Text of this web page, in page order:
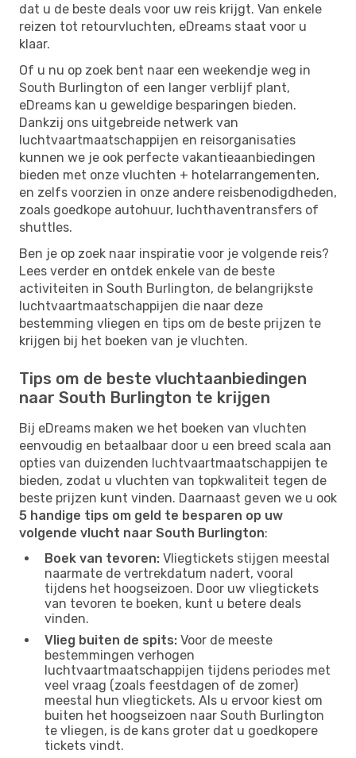
dat u de beste deals voor uw reis krijgt. Van enkele
reizen tot retourvluchten, eDreams staat voor u
klaar.
Of u nu op zoek bent naar een weekendje weg in
South Burlington of een langer verblijf plant,
eDreams kan u geweldige besparingen bieden.
Dankzij ons uitgebreide netwerk van
luchtvaartmaatschappijen en reisorganisaties
kunnen we je ook perfecte vakantieaanbiedingen
bieden met onze vluchten + hotelarrangementen,
en zelfs voorzien in onze andere reisbenodigdheden,
zoals goedkope autohuur, luchthaventransfers of
shuttles.
Ben je op zoek naar inspiratie voor je volgende reis?
Lees verder en ontdek enkele van de beste
activiteiten in South Burlington, de belangrijkste
luchtvaartmaatschappijen die naar deze
bestemming vliegen en tips om de beste prijzen te
krijgen bij het boeken van je vluchten.
Tips om de beste vluchtaanbiedingen
naar South Burlington te krijgen
Bij eDreams maken we het boeken van vluchten
eenvoudig en betaalbaar door u een breed scala aan
opties van duizenden luchtvaartmaatschappijen te
bieden, zodat u vluchten van topkwaliteit tegen de
beste prijzen kunt vinden. Daarnaast geven we u ook
5 handige tips om geld te besparen op uw
volgende vlucht naar South Burlington:
Boek van tevoren: Vliegtickets stijgen meestal
naarmate de vertrekdatum nadert, vooral
tijdens het hoogseizoen. Door uw vliegtickets
van tevoren te boeken, kunt u betere deals
vinden.
Vlieg buiten de spits: Voor de meeste
bestemmingen verhogen
luchtvaartmaatschappijen tijdens periodes met
veel vraag (zoals feestdagen of de zomer)
meestal hun vliegtickets. Als u ervoor kiest om
buiten het hoogseizoen naar South Burlington
te vliegen, is de kans groter dat u goedkopere
tickets vindt.